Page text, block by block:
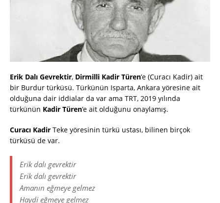
Erik Dalı Gevrektir, Dirmilli Kadir Türen’e (Curacı Kadir) ait
bir Burdur türküsü. Türkünün Isparta, Ankara yöresine ait
olduğuna dair iddialar da var ama TRT, 2019 yılında
türkünün Kadir Türen’e ait olduğunu onaylamış.
Curacı Kadir Teke yöresinin türkü ustası, bilinen birçok
türküsü de var.
Erik dalı gevrektir
Erik dalı gevrektir
Amanın eğmeye gelmez
Haydi eğmeye gelmez